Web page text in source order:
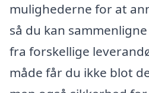
mulighederne for at
så du kan
fra forskellige
måde får du ikke blot